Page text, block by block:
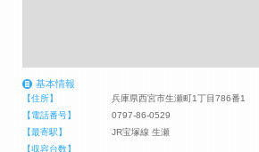
基本情報
【住所】
兵庫県西宮市生瀬町1丁目786番1
【電話番号】
0797-86-0529
【最寄駅】
JR宝塚線 生瀬
【収容台数】